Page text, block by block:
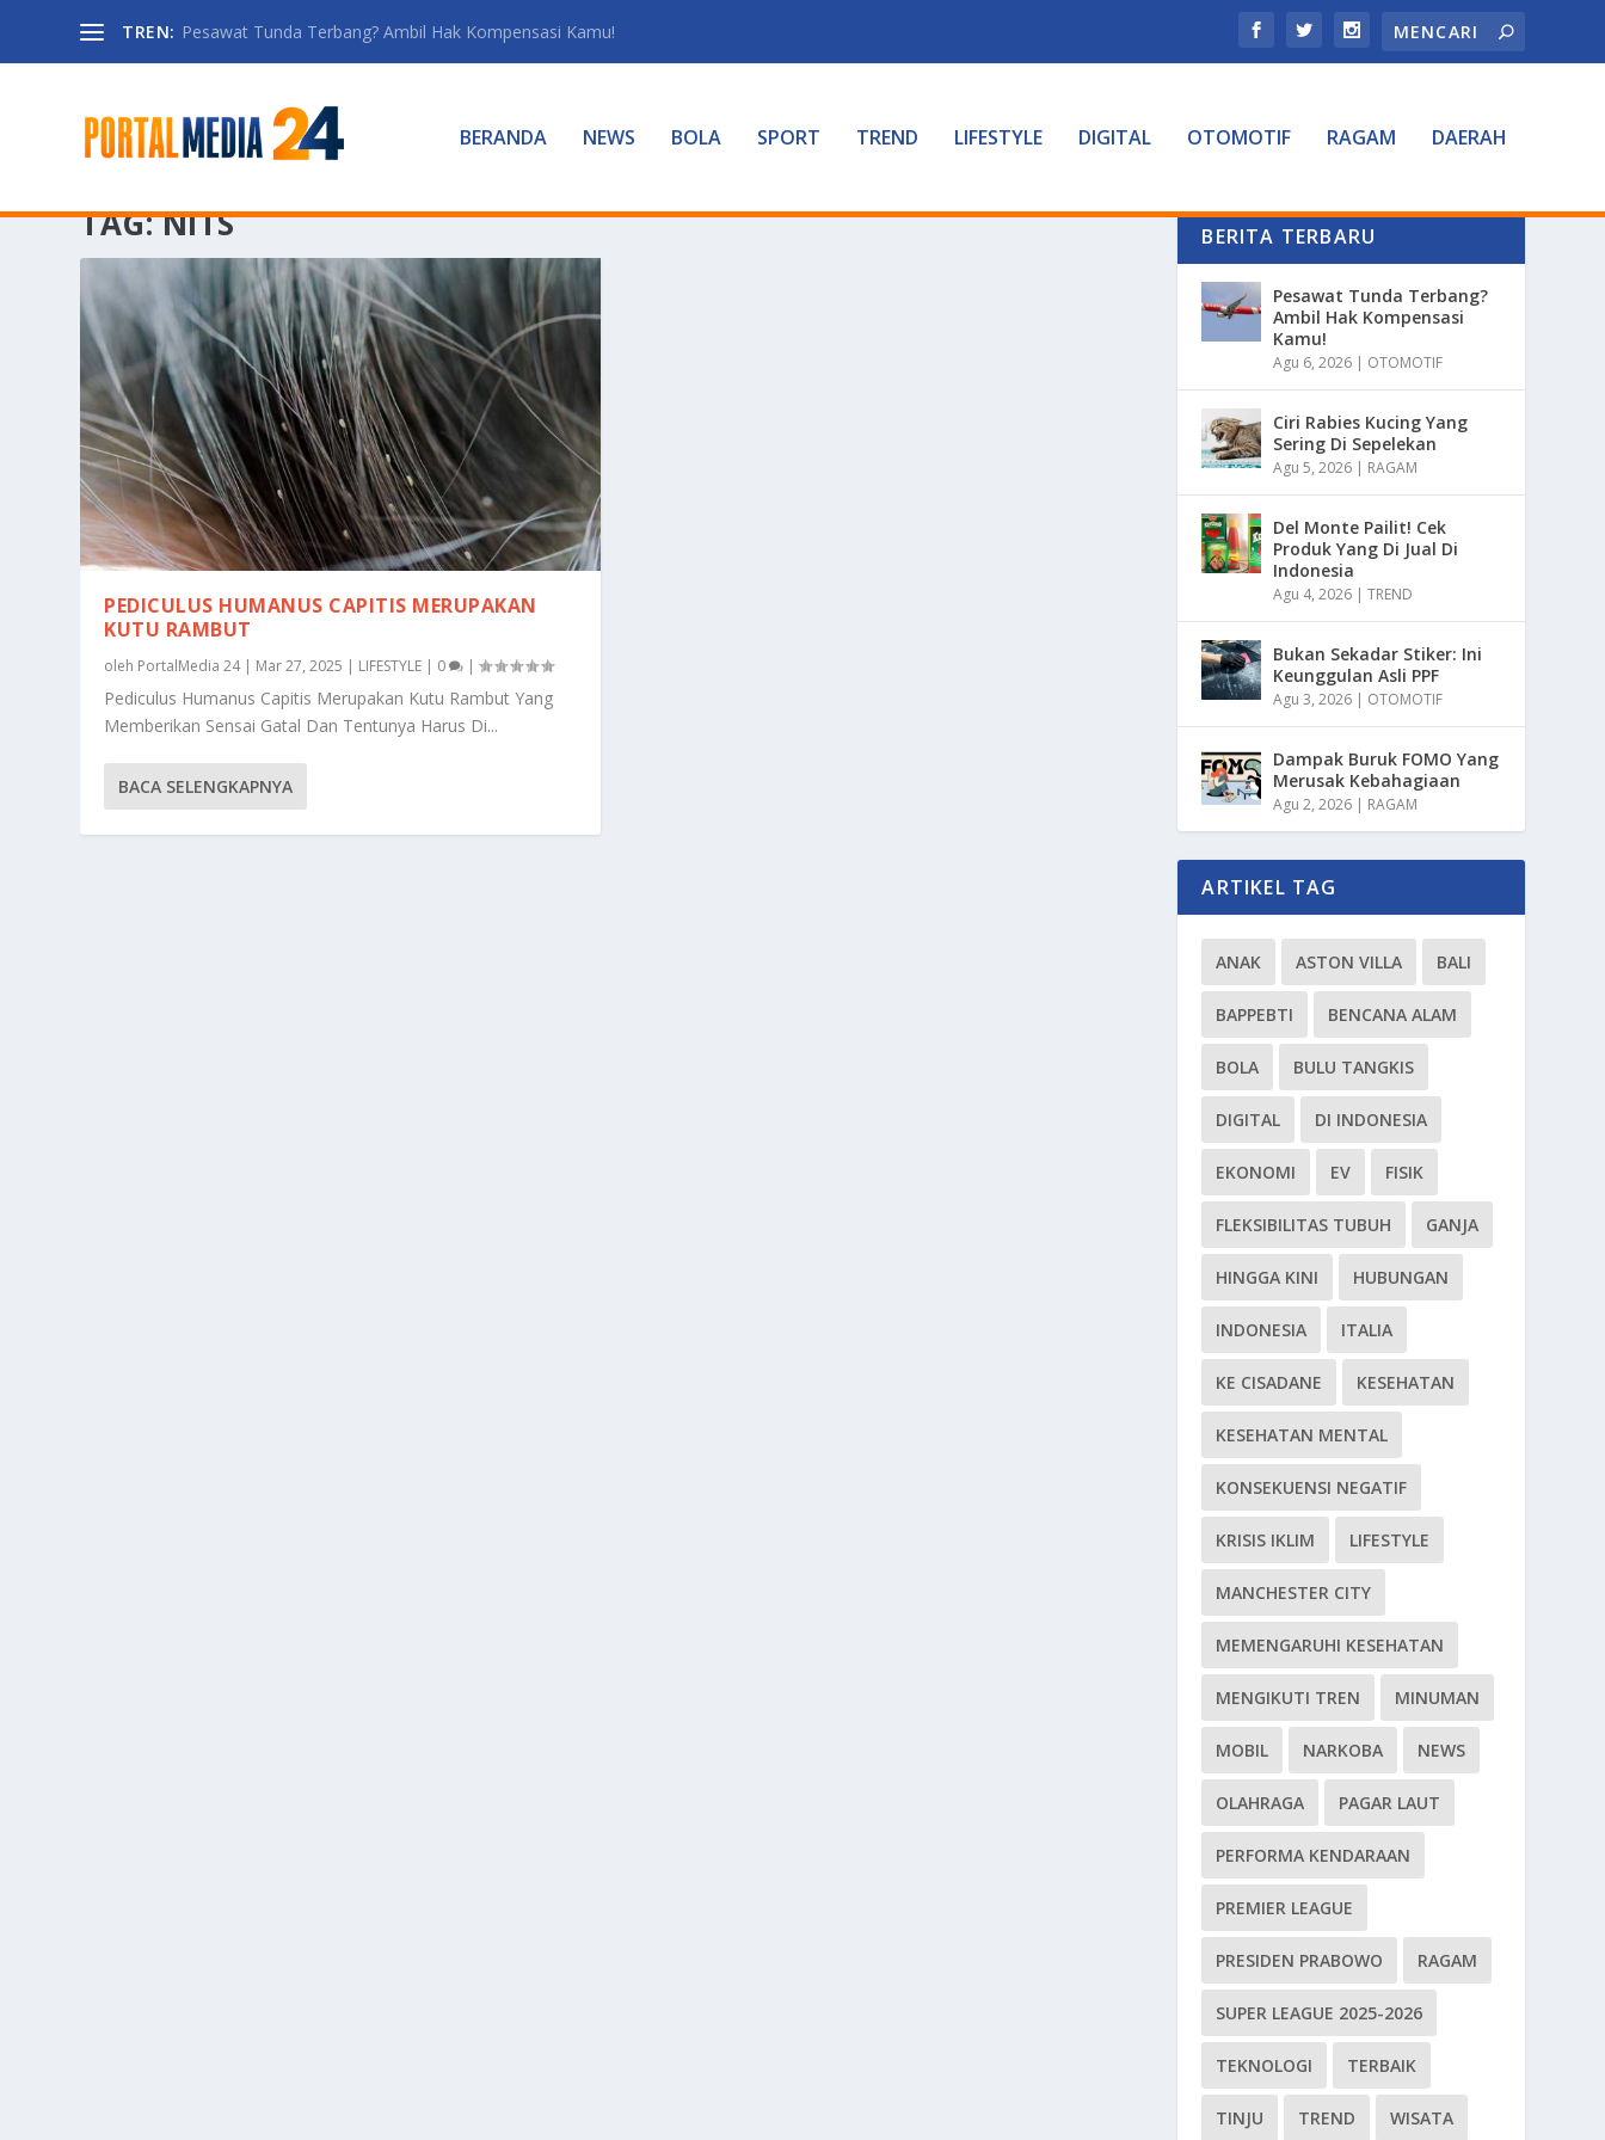
TREN: Pesawat Tunda Terbang? Ambil Hak Kompensasi Kamu!
BERANDA NEWS BOLA SPORT TREND LIFESTYLE DIGITAL OTOMOTIF RAGAM DAERAH
TAG:NITS
PEDICULUS HUMANUS CAPITIS MERUPAKAN
KUTU RAMBUT
oleh PortalMedia 24| Mar 27, 2025 LIFESTYLE 0 |
Pediculus Humanus Capitis Merupakan Kutu Rambut Yang
Memberikan Sensai Gatal Dan Tentunya Harus Di...
BACA SELENGKAPNYA
BERITA TERBARU
Pesawat Tunda Terbang?
Ambil Hak Kompensasi
Kamu!
Agu 6, 2026 | OTOMOTIF
Ciri Rabies Kucing Yang
Sering Di Sepelekan
Agu 5, 2026 | RAGAM
Del Monte Pailit! Cek
Produk Yang Di Jual Di
Indonesia
Agu 4, 2026 |TREND
Bukan Sekadar Stiker: Ini
Keunggulan Asli PPF
Agu 3, 2026 | OTOMOTIF
Dampak Buruk FOMO Yang
Merusak Kebahagiaan
Agu 2, 2026 | RAGAM
ARTIKEL TAG
ANAK ASTON VILLA BALI
BAPPEBTI BENCANA ALAM
BOLA BULU TANGKIS
DIGITAL DI INDONESIA
EKONOMI EV FISIK
FLEKSIBILITAS TUBUH GANJA
HINGGA KINI HUBUNGAN
INDONESIA ITALIA
KE CISADANE KESEHATAN
KESEHATAN MENTAL
KONSEKUENSI NEGATIF
KRISIS IKLIM LIFESTYLE
MANCHESTER CITY
MEMENGARUHI KESEHATAN
MENGIKUTI TREN MINUMAN
MOBIL NARKOBA NEWS
OLAHRAGA PAGAR LAUT
PERFORMA KENDARAAN
PREMIER LEAGUE
PRESIDEN PRABOWO RAGAM
SUPER LEAGUE 2025-2026
TEKNOLOGI TERBAIK
TINJU TREND WISATA